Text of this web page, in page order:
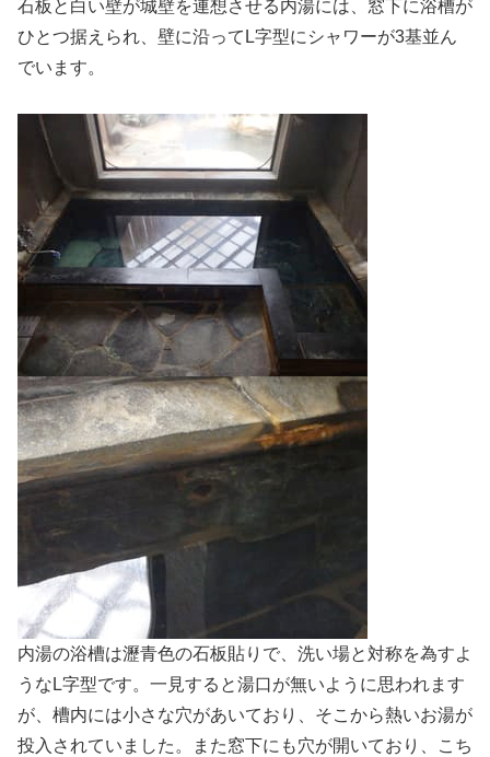
石板と白い壁が城壁を連想させる内湯には、窓下に浴槽が
ひとつ据えられ、壁に沿ってL字型にシャワーが3基並ん
でいます。
内湯の浴槽は瀝青色の石板貼りで、洗い場と対称を為すよ
うなL字型です。一見すると湯口が無いように思われます
が、槽内には小さな穴があいており、そこから熱いお湯が
投入されていました。また窓下にも穴が開いており、こち